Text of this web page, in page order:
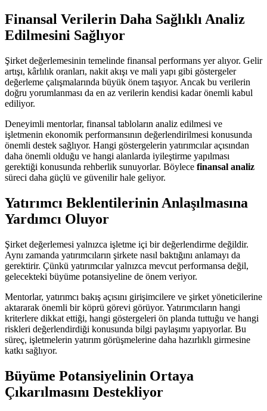
Finansal Verilerin Daha Sağlıklı Analiz
Edilmesini Sağlıyor
Şirket değerlemesinin temelinde finansal performans yer alıyor. Gelir
artışı, kârlılık oranları, nakit akışı ve mali yapı gibi göstergeler
değerleme çalışmalarında büyük önem taşıyor. Ancak bu verilerin
doğru yorumlanması da en az verilerin kendisi kadar önemli kabul
ediliyor.
Deneyimli mentorlar, finansal tabloların analiz edilmesi ve
işletmenin ekonomik performansının değerlendirilmesi konusunda
önemli destek sağlıyor. Hangi göstergelerin yatırımcılar açısından
daha önemli olduğu ve hangi alanlarda iyileştirme yapılması
gerektiği konusunda rehberlik sunuyorlar. Böylece finansal analiz
süreci daha güçlü ve güvenilir hale geliyor.
Yatırımcı Beklentilerinin Anlaşılmasına
Yardımcı Oluyor
Şirket değerlemesi yalnızca işletme içi bir değerlendirme değildir.
Aynı zamanda yatırımcıların şirkete nasıl baktığını anlamayı da
gerektirir. Çünkü yatırımcılar yalnızca mevcut performansa değil,
gelecekteki büyüme potansiyeline de önem veriyor.
Mentorlar, yatırımcı bakış açısını girişimcilere ve şirket yöneticilerine
aktararak önemli bir köprü görevi görüyor. Yatırımcıların hangi
kriterlere dikkat ettiği, hangi göstergeleri ön planda tuttuğu ve hangi
riskleri değerlendirdiği konusunda bilgi paylaşımı yapıyorlar. Bu
süreç, işletmelerin yatırım görüşmelerine daha hazırlıklı girmesine
katkı sağlıyor.
Büyüme Potansiyelinin Ortaya
Çıkarılmasını Destekliyor